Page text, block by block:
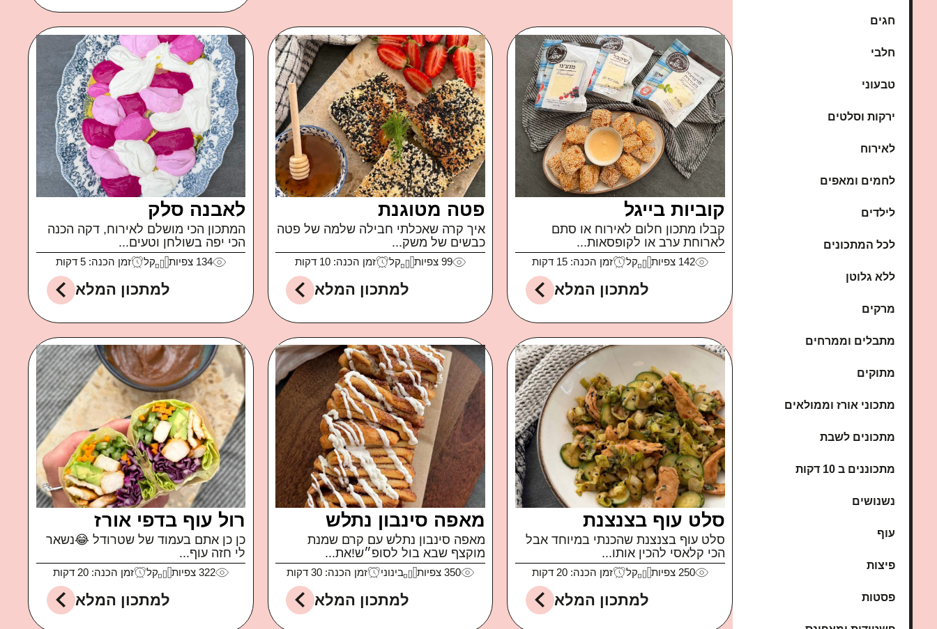
חגים
חלבי
טבעוני
ירקות וסלטים
לאירוח
לחמים ומאפים
לילדים
לכל המתכונים
ללא גלוטן
מרקים
מתבלים וממרחים
מתוקים
מתכוני אורז וממולאים
מתכונים לשבת
מתכוננים ב 10 דקות
נשנושים
עוף
פיצות
פסטות
קוביות בייגל
קבלו מתכון חלום לאירוח או סתם
לארוחת ערב או לקופסאות...
142 צפיות קל זמן הכנה: 15 דקות
למתכון המלא
פטה מטוגנת
איך קרה שאכלתי חבילה שלמה של פטה
כבשים של משק...
99צפיות קל זמן הכנה: 10 דקות
למתכון המלא
לאבנה סלק
המתכון הכי מושלם לאירוח, דקה הכנה
הכי יפה בשולחן וטעים...
134 צפיות קל זמן הכנה: 5 דקות
למתכון המלא
סלט עוף בצנצנת
סלט עוף בצנצנת שהכנתי במיוחד אבל
הכי קלאסי להכין אותו...
250 צפיות קל זמן הכנה: 20 דקות
למתכון המלא
מאפה סינבון נתלש
מאפה סינבון נתלש עם קרם שמנת
מוקצף שבא בול לסופ״ש!את...
350צפיות בינוני זמן הכנה: 30 דקות
למתכון המלא
רול עוף בדפי אורז
כן כן אתם בעמוד של שטרודל 😂נשאר
לי חזה עוף...
322צפיות קל זמן הכנה: 20 דקות
למתכון המלא